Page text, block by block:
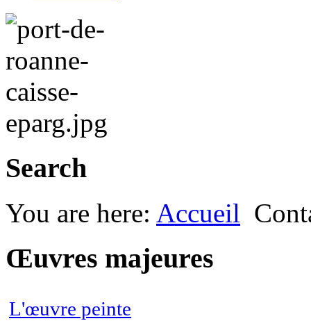
Search
You are here: Accueil
Œuvres majeures
L'œuvre peinte